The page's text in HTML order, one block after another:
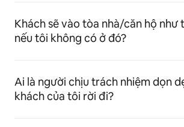
Khách sẽ vào tòa nhà/căn hộ như
nếu tôi không có ở đó?
Ai là người chịu trách nhiệm dọn
khách của tôi rời đi?